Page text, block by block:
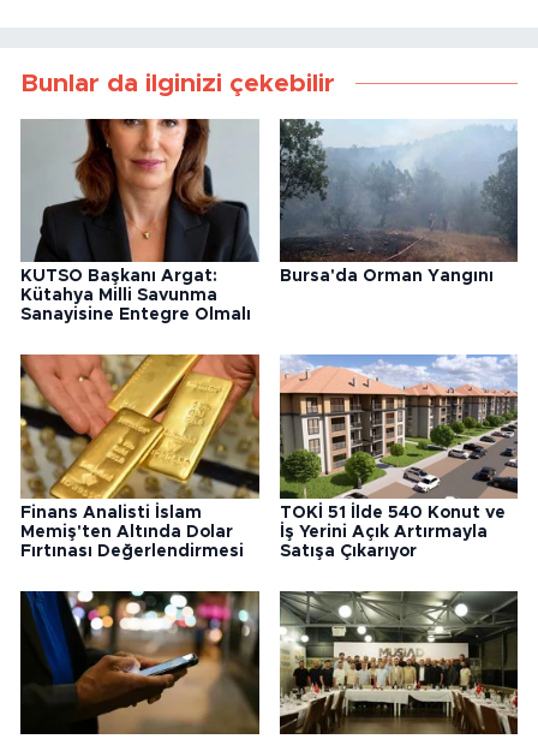
Bunlar da ilginizi çekebilir
KUTSO Başkanı Argat:
Kütahya Milli Savunma
Sanayisine Entegre Olmalı
Bursa'da Orman Yangını
Finans Analisti İslam
Memiş'ten Altında Dolar
Fırtınası Değerlendirmesi
TOKİ 51 İlde 540 Konut ve
İş Yerini Açık Artırmayla
Satışa Çıkarıyor